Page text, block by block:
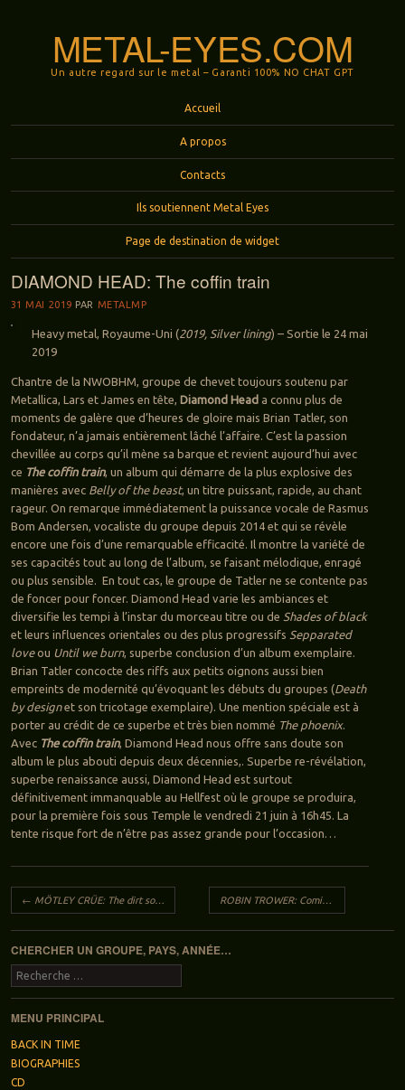
METAL-EYES.COM
Un autre regard sur le metal – Garanti 100% NO CHAT GPT
Accueil
A propos
Contacts
Ils soutiennent Metal Eyes
Page de destination de widget
DIAMOND HEAD: The coffin train
31 MAI 2019 PAR METALMP
Heavy metal, Royaume-Uni (2019, Silver lining) – Sortie le 24 mai
2019
Chantre de la NWOBHM, groupe de chevet toujours soutenu par
Metallica, Lars et James en tête, Diamond Head a connu plus de
moments de galère que d’heures de gloire mais Brian Tatler, son
fondateur, n’a jamais entièrement lâché l’affaire. C’est la passion
chevillée au corps qu’il mène sa barque et revient aujourd’hui avec
ce The coffin train, un album qui démarre de la plus explosive des
manières avec Belly of the beast, un titre puissant, rapide, au chant
rageur. On remarque immédiatement la puissance vocale de Rasmus
Bom Andersen, vocaliste du groupe depuis 2014 et qui se révèle
encore une fois d’une remarquable efficacité. Il montre la variété de
ses capacités tout au long de l’album, se faisant mélodique, enragé
ou plus sensible. En tout cas, le groupe de Tatler ne se contente pas
de foncer pour foncer. Diamond Head varie les ambiances et
diversifie les tempi à l’instar du morceau titre ou de Shades of black
et leurs influences orientales ou des plus progressifs Sepparated
loveou Until we burn, superbe conclusion d’un album exemplaire.
Brian Tatler concocte des riffs aux petits oignons aussi bien
empreints de modernité qu’évoquant les débuts du groupes (Death
by designet son tricotage exemplaire). Une mention spéciale est à
porter au crédit de ce superbe et très bien nommé The phoenix.
Avec The coffin train, Diamond Head nous offre sans doute son
album le plus abouti depuis deux décennies,. Superbe re-révélation,
superbe renaissance aussi, Diamond Head est surtout
définitivement immanquable au Hellfest où le groupe se produira,
pour la première fois sous Temple le vendredi 21 juin à 16h45. La
tente risque fort de n’être pas assez grande pour l’occasion…
Navigation des articles
← MÖTLEY CRÜE: The dirt soundtrack ROBIN TROWER: Coming closer to the day
CHERCHER UN GROUPE, PAYS, ANNÉE…
Recherche
MENU PRINCIPAL
BACK IN TIME
BIOGRAPHIES
CD